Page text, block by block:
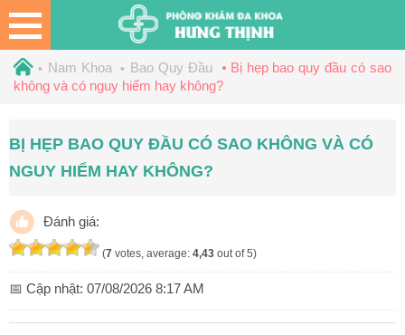
Nam Khoa Bao Quy Đầu
Bị hẹp bao quy đầu có sao
không và có nguy hiểm hay không?
BỊ HẸP BAO QUY ĐẦU CÓ SAO KHÔNG VÀ CÓ
NGUY HIỂM HAY KHÔNG?
Đánh giá:
(7 votes, average: 4,43 out of 5)
📅 Cập nhật: 07/08/2026 8:17 AM